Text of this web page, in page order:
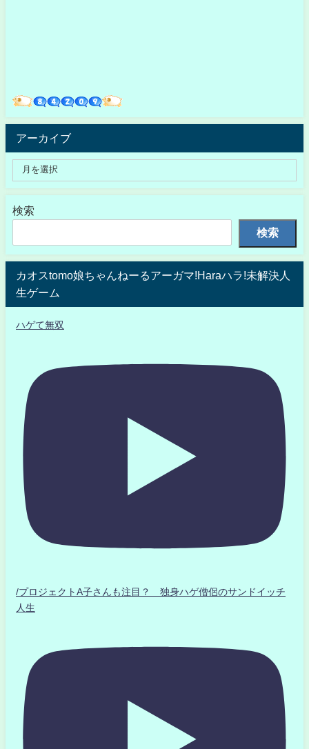
アーカイブ
検索
検索
カオスtomo娘ちゃんねーるアーガマ!Haraハラ!未解決人
生ゲーム
ハゲて無双
/プロジェクトA子さんも注目？ 独身ハゲ僧侶のサンドイッチ
人生